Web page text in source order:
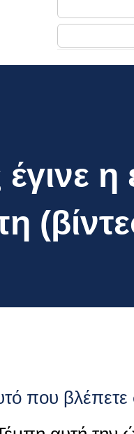
η
που βλέπετε